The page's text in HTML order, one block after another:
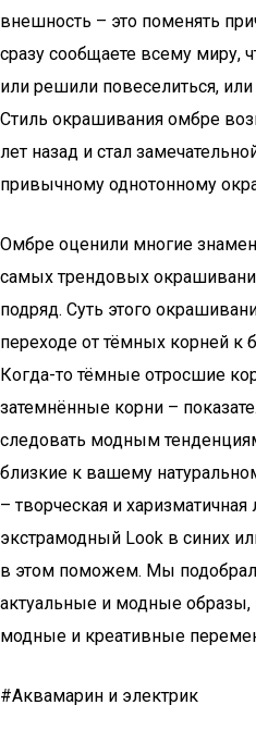
внешность – это поменять
сразу сообщаете всему миру,
или решили повеселиться, или
Стиль окрашивания омбре
лет назад и стал
привычному однотонному
Омбре оценили многие
самых трендовых
подряд. Суть этого
переходе от тёмных корней к
Когда-то тёмные отросшие
затемнённые корни –
следовать модным
близкие к вашему
– творческая и
экстрамодный Look в синих
в этом поможем. Мы
актуальные и модные образы,
модные и креативные
#Аквамарин и электрик